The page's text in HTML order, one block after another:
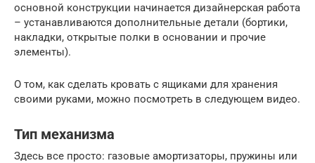
основной конструкции начинается дизайнерская работа
– устанавливаются дополнительные детали (бортики,
накладки, открытые полки в основании и прочие
элементы).
О том, как сделать кровать с ящиками для хранения
своими руками, можно посмотреть в следующем видео.
Тип механизма
Здесь все просто: газовые амортизаторы, пружины или